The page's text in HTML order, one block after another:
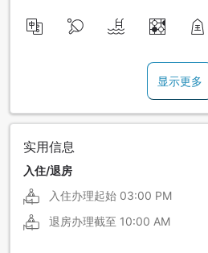
显示更多
实用信息
入住/退房
入住办理起始 03:00 PM
退房办理截至 10:00 AM